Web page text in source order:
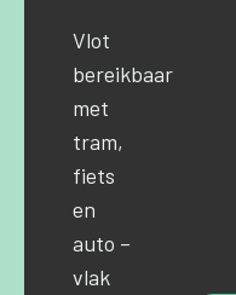
Vlot
bereikbaar
met
tram,
fiets
en
auto –
vlak